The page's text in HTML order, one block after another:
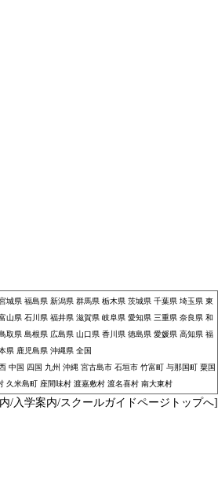
城県 福島県 新潟県 群馬県 栃木県 茨城県 千葉県 埼玉県 東
山県 石川県 福井県 滋賀県 岐阜県 愛知県 三重県 奈良県 和
鳥取県 島根県 広島県 山口県 香川県 徳島県 愛媛県 高知県 福
県 鹿児島県 沖縄県 全国
中国 四国 九州 沖縄 宮古島市 石垣市 竹富町 与那国町 粟国
久米島町 座間味村 渡嘉敷村 渡名喜村 南大東村
/入学案内/スクールガイドページトップへ]